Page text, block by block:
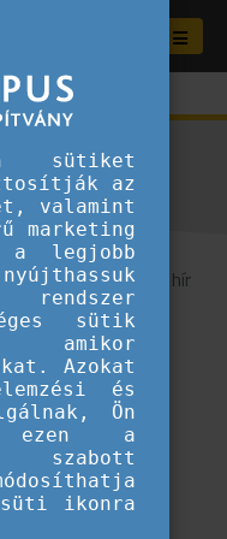
0/ 52 hír
sütiket
az
valamint
marketing
a legjobb
sütik
amikor
Azokat
és
Ön
ezen a
szabott
ikonra